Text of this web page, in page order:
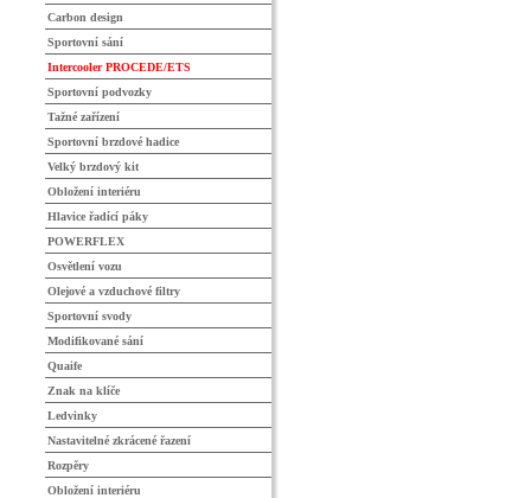
Carbon design
Sportovní sání
Intercooler PROCEDE/ETS
Sportovní podvozky
Tažné zařízení
Sportovní brzdové hadice
Velký brzdový kit
Obložení interiéru
Hlavice řadící páky
POWERFLEX
Osvětlení vozu
Olejové a vzduchové filtry
Sportovní svody
Modifikované sání
Quaife
Znak na klíče
Ledvinky
Nastavitelné zkrácené řazení
Rozpěry
Obložení interiéru